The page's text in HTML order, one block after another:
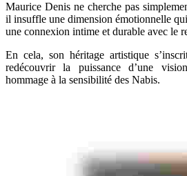
Maurice Denis ne cherche pas
il insuffle une dimension émotionnelle
une connexion intime et durable avec le
En cela, son héritage artistique
redécouvrir la puissance d’une
hommage à la sensibilité des Nabis.